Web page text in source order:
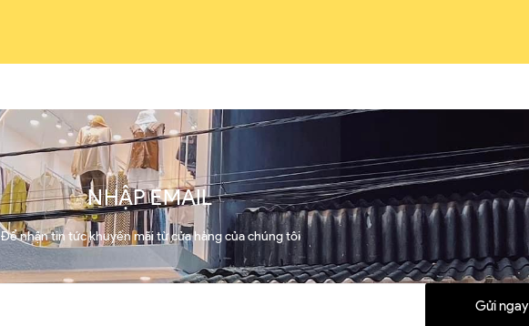
NHẬP EMAIL
Để nhận tin tức khuyến mãi từ cửa hàng của chúng tôi
Gửi ngay